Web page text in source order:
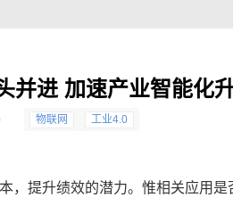
并进 加速产业智能化
物联网 工业4.0
提升绩效的潜力。惟相关应用